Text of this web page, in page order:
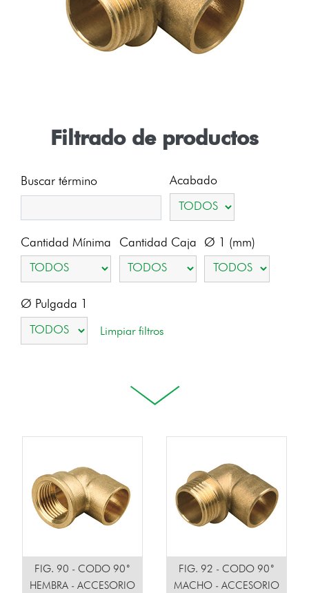
Filtrado de productos
Buscar término Acabado
Cantidad Mínima Cantidad Caja Ø 1 (mm)
Ø Pulgada 1
FIG. 90 - CODO 90˚
HEMBRA - ACCESORIO
FIG. 92 - CODO 90˚
MACHO - ACCESORIO